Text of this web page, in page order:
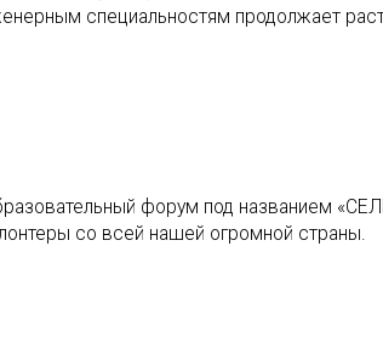
специальностям продолжает
форум под названием
со всей нашей огромной страны.